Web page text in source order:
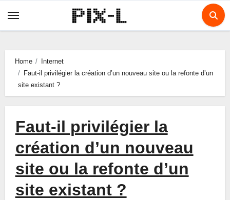
Home
Internet
Faut-il privilégier la création d’un nouveau site ou la refonte d’un
site existant ?
Faut-il privilégier la
création d’un nouveau
site ou la refonte d’un
site existant ?